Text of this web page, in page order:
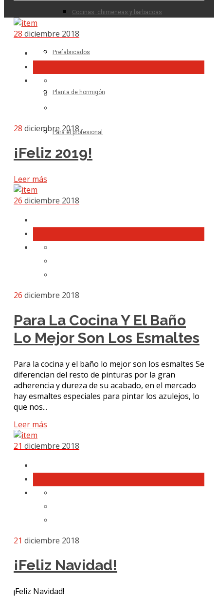
Cocinas, chimeneas y barbacoas
Prefabricados
Planta de hormigón
Para el profesional
28 diciembre 2018
28 diciembre 2018
¡Feliz 2019!
Leer más
26 diciembre 2018
26 diciembre 2018
Para La Cocina Y El Baño
Lo Mejor Son Los Esmaltes
Para la cocina y el baño lo mejor son los esmaltes Se
diferencian del resto de pinturas por la gran
adherencia y dureza de su acabado, en el mercado
hay esmaltes especiales para pintar los azulejos, lo
que nos...
Leer más
21 diciembre 2018
21 diciembre 2018
¡Feliz Navidad!
¡Feliz Navidad!